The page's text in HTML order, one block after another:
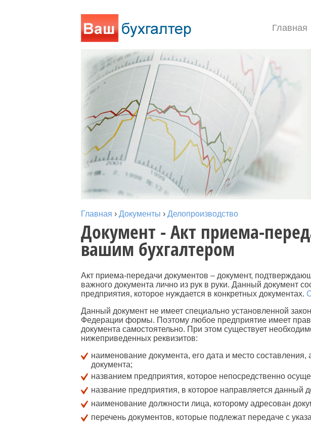
Главная
Главная › Документы › Делопроизводство
Документ - Акт приема-
вашим бухгалтером
Акт приема-передачи документов – документ,
важного документа лично из рук в руки. Данный документ
предприятия, которое нуждается в конкретных документах.
Данный документ не имеет специально установленной
Федерации формы. Поэтому любое предприятие имеет
документа самостоятельно. При этом существует
нижеприведенных реквизитов:
наименование документа, его дата и место
документа;
названием предприятия, которое непосредственно
название предприятия, в которое направляется данный
наименование должности лица, которому адресован
перечень документов, которые подлежат передаче с